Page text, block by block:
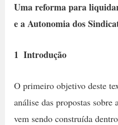
Uma reforma para
e a Autonomia dos
1  Introdução
O primeiro objetivo deste
análise das propostas
vem sendo construída